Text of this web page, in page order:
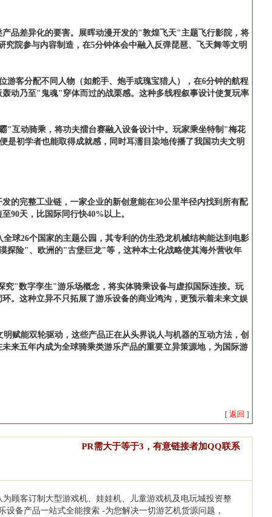
品差异化的要害。展晖动漫开发的"敦煌飞天"主题飞行影院，将
院参与内容制造，在5分钟体会中融入反弹琵琶、飞天舞等文明
客分配不同人物（如舵手、炮手或瑰宝猎人），在6分钟的航程
动乃至"鬼魂"穿体而过的战栗感。这种多线程叙事设计使复玩率
"互动骑乘，将功夫擂台赛融入设备设计中。玩家乘坐特制"梅花
初学者也能取得成就感，同时耳濡目染地传播了我国功夫文明
的完整工业链，一家企业的新创意能在30公里半径内找到所有配
90天，比国际同行快40%以上。
球26个国家的主题公园，其专利的仿生恐龙机械结构能达到电影
险"、欧洲的"古堡巨龙"等，这种本土化战略使其海外营收年
究"数字孪生"游乐场概念，将实体骑乘设备与虚拟国际连接。玩
。这种立异不只拓展了游乐设备的商业鸿沟，更预示着未来文娱
赋能双轮驱动，这些产品正在从头界说人与机器的互动方法，创
来五年内成为全球骑乘类游乐产品的重要立异策源地，为国际游
[ 返回 ]
PR需大于等于3，有意链接者加QQ联系
顾客订制大型游戏机、娃娃机、儿童游戏机及电玩城投资整
备产品一站式全能搜索 -为您解决一切游艺机货源问题，